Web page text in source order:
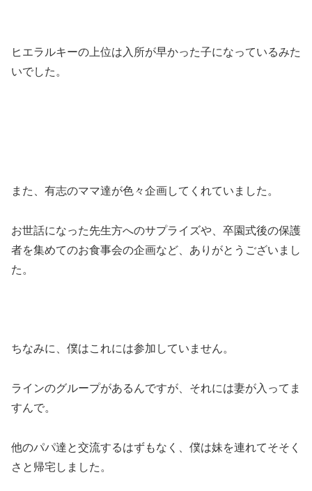
ヒエラルキーの上位は入所が早かった子になっているみた
いでした。
また、有志のママ達が色々企画してくれていました。
お世話になった先生方へのサプライズや、卒園式後の保護
者を集めてのお食事会の企画など、ありがとうございまし
た。
ちなみに、僕はこれには参加していません。
ラインのグループがあるんですが、それには妻が入ってま
すんで。
他のパパ達と交流するはずもなく、僕は妹を連れてそそく
さと帰宅しました。